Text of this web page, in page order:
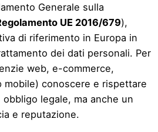
Generale sulla
UE 2016/679),
di riferimento in Europa in
dei dati personali. Per
web, e-commerce,
mobile) conoscere e rispettare
obbligo legale, ma anche un
e reputazione.